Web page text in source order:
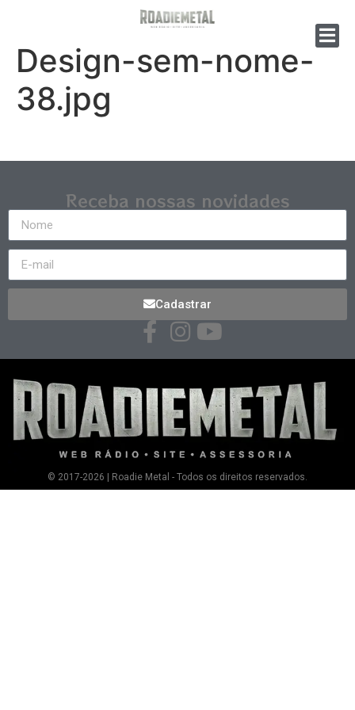
Design-sem-nome-
38.jpg
Receba nossas novidades
Cadastrar
© 2017-2026 | Roadie Metal - Todos os direitos reservados.